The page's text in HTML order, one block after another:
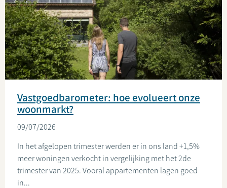
Vastgoedbarometer: hoe evolueert onze
woonmarkt?
09/07/2026
In het afgelopen trimester werden er in ons land +1,5%
meer woningen verkocht in vergelijking met het 2de
trimester van 2025. Vooral appartementen lagen goed
in...